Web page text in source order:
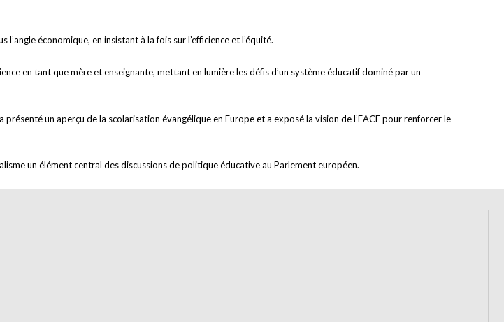
économique, en insistant à la fois sur l’efficience et l’équité.
en tant que mère et enseignante, mettant en lumière les défis d’un système éducatif dominé par un
présenté un aperçu de la scolarisation évangélique en Europe et a exposé la vision de l’EACE pour renforcer le
un élément central des discussions de politique éducative au Parlement européen.